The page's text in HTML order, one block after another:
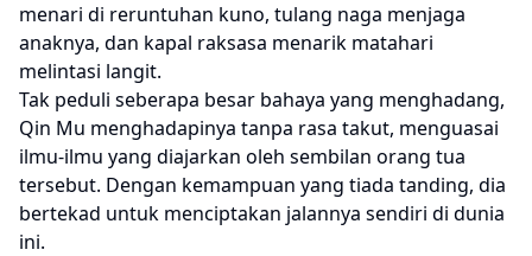
menari di reruntuhan kuno, tulang naga menjaga
anaknya, dan kapal raksasa menarik matahari
melintasi langit.
Tak peduli seberapa besar bahaya yang menghadang,
Qin Mu menghadapinya tanpa rasa takut, menguasai
ilmu-ilmu yang diajarkan oleh sembilan orang tua
tersebut. Dengan kemampuan yang tiada tanding, dia
bertekad untuk menciptakan jalannya sendiri di dunia
ini.